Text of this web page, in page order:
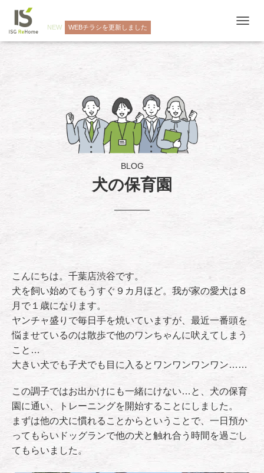
NEW WEBチラシを更新しました
ビ
犬の保育園
BLOG
こんにちは。千葉店渋谷です。
犬を飼い始めてもうすぐ９カ月ほど。我が家の愛犬は８
月で１歳になります。
ヤンチャ盛りで毎日手を焼いていますが、最近一番頭を
悩ませているのは散歩で他のワンちゃんに吠えてしまう
こと…
大きい犬でも子犬でも目に入るとワンワンワンワン……
この調子ではお出かけにも一緒にけない…と、犬の保育
園に通い、トレーニングを開始することにしました。
まずは他の犬に慣れることからということで、一日預か
ってもらいドッグランで他の犬と触れ合う時間を過ごし
てもらいました。